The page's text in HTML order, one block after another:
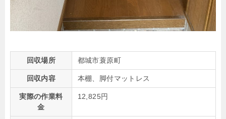
回収場所 都城市蓑原町
回収内容 本棚、脚付マットレス
実際の作業料
金
12,825円